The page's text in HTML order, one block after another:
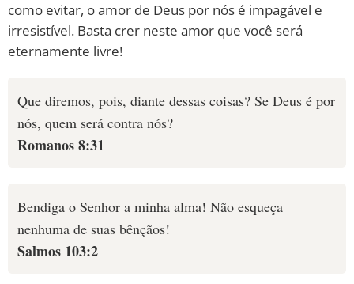
como evitar, o amor de Deus por nós é impagável e
irresistível. Basta crer neste amor que você será
eternamente livre!
Que diremos, pois, diante dessas coisas? Se Deus é por
nós, quem será contra nós?
Romanos 8:31
Bendiga o Senhor a minha alma! Não esqueça
nenhuma de suas bênçãos!
Salmos 103:2